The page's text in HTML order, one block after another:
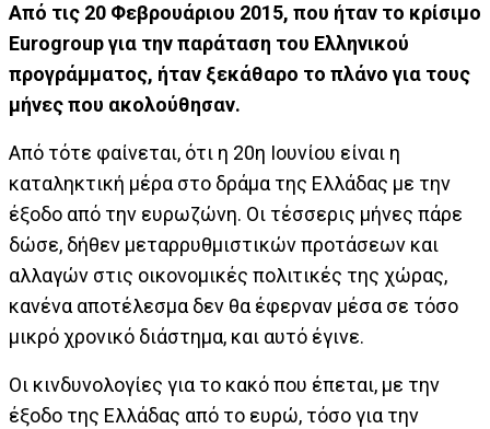
Από τις 20 Φεβρουάριου 2015, που ήταν το κρίσιμο
Eurogroup για την παράταση του Ελληνικού
προγράμματος, ήταν ξεκάθαρο το πλάνο για τους
μήνες που ακολούθησαν.
Από τότε φαίνεται, ότι η 20η Ιουνίου είναι η
καταληκτική μέρα στο δράμα της Ελλάδας με την
έξοδο από την ευρωζώνη. Οι τέσσερις μήνες πάρε
δώσε, δήθεν μεταρρυθμιστικών προτάσεων και
αλλαγών στις οικονομικές πολιτικές της χώρας,
κανένα αποτέλεσμα δεν θα έφερναν μέσα σε τόσο
μικρό χρονικό διάστημα, και αυτό έγινε.
Οι κινδυνολογίες για το κακό που έπεται, με την
έξοδο της Ελλάδας από το ευρώ, τόσο για την